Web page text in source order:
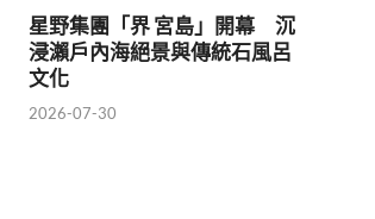
星野集團「界 宮島」開幕 沉
浸瀨戶內海絕景與傳統石風呂
文化
2026-07-30